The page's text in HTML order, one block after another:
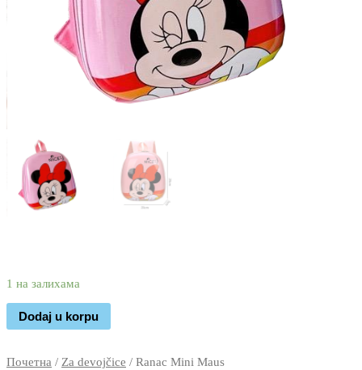
1 на залихама
Dodaj u korpu
Почетна / Za devojčice / Ranac Mini Maus